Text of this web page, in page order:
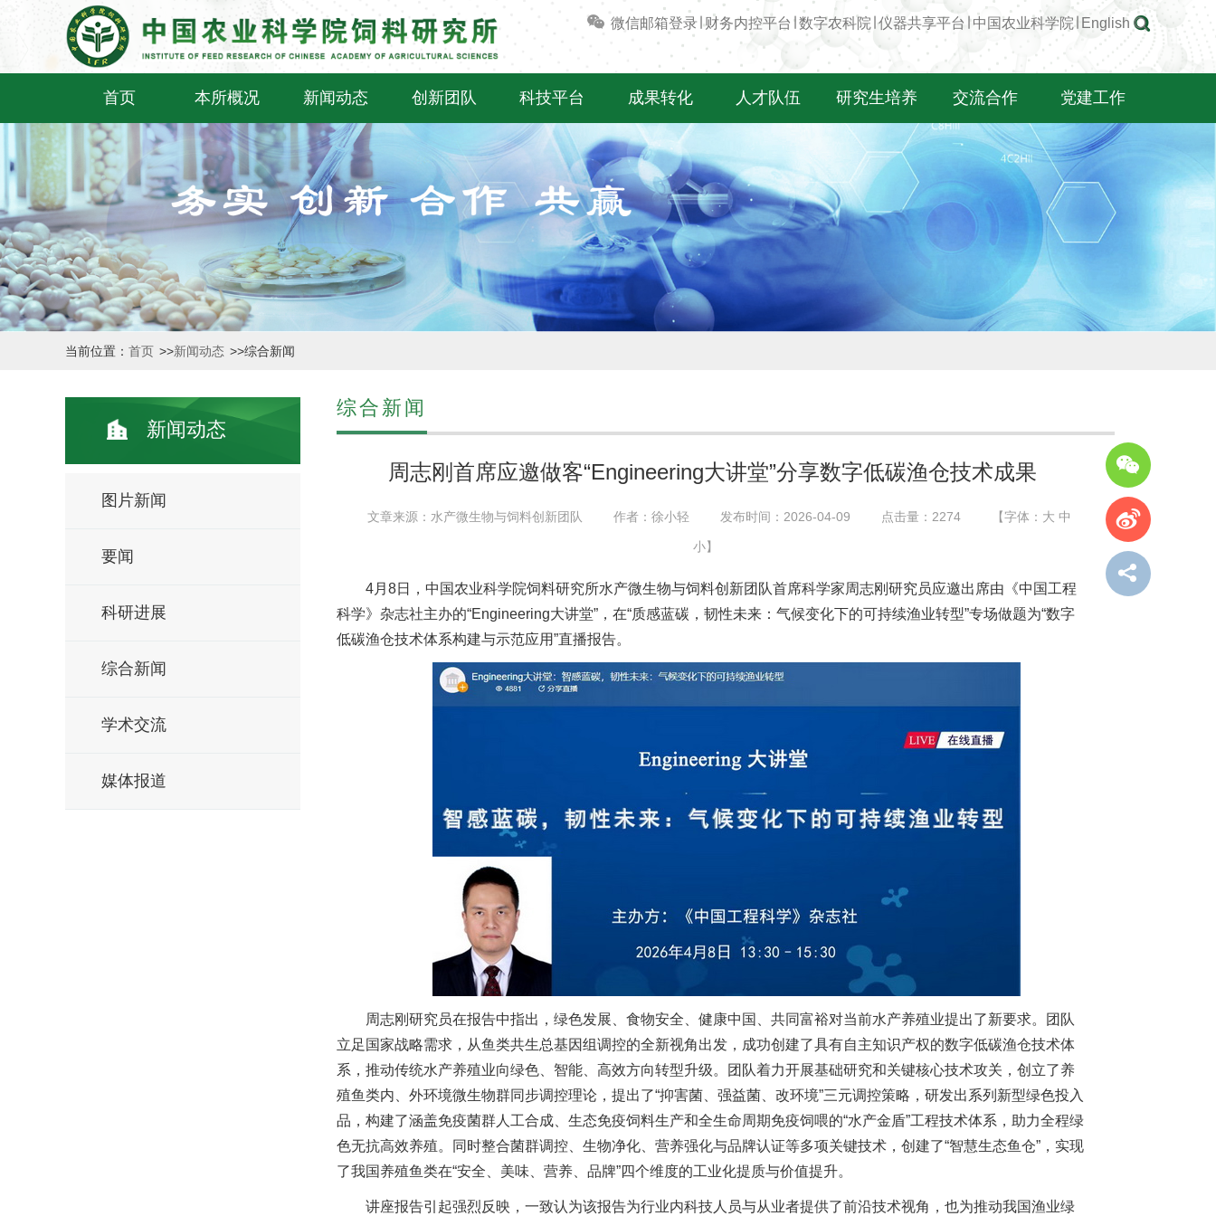
微信邮箱登录 ∣财务内控平台 ∣ 数字农科院 ∣仪器共享平台 ∣中国农业科学院 English
首页 本所概况 新闻动态 创新团队 科技平台 成果转化 人才队伍 研究生培养 交流合作 党建工作
当前位置： 首页 >>新闻动态 >>综合新闻
新闻动态
图片新闻
要闻
科研进展
综合新闻
学术交流
媒体报道
综合新闻
周志刚首席应邀做客“Engineering大讲堂”分享数字低碳渔仓技术成果
文章来源：水产微生物与饲料创新团队 作者：徐小轻 发布时间：2026-04-09 点击量： 2274 【字体： 大 中
小】
4月8日，中国农业科学院饲料研究所水产微生物与饲料创新团队首席科学家周志刚研究员应邀出席由《中国工程
科学》杂志社主办的“Engineering大讲堂”，在“质感蓝碳，韧性未来：气候变化下的可持续渔业转型”专场做题为“数字
低碳渔仓技术体系构建与示范应用”直播报告。
周志刚研究员在报告中指出，绿色发展、食物安全、健康中国、共同富裕对当前水产养殖业提出了新要求。团队
立足国家战略需求，从鱼类共生总基因组调控的全新视角出发，成功创建了具有自主知识产权的数字低碳渔仓技术体
系，推动传统水产养殖业向绿色、智能、高效方向转型升级。团队着力开展基础研究和关键核心技术攻关，创立了养
殖鱼类内、外环境微生物群同步调控理论，提出了“抑害菌、强益菌、改环境”三元调控策略，研发出系列新型绿色投入
品，构建了涵盖免疫菌群人工合成、生态免疫饲料生产和全生命周期免疫饲喂的“水产金盾”工程技术体系，助力全程绿
色无抗高效养殖。同时整合菌群调控、生物净化、营养强化与品牌认证等多项关键技术，创建了“智慧生态鱼仓”，实现
了我国养殖鱼类在“安全、美味、营养、品牌”四个维度的工业化提质与价值提升。
讲座报告引起强烈反映，一致认为该报告为行业内科技人员与从业者提供了前沿技术视角，也为推动我国渔业绿